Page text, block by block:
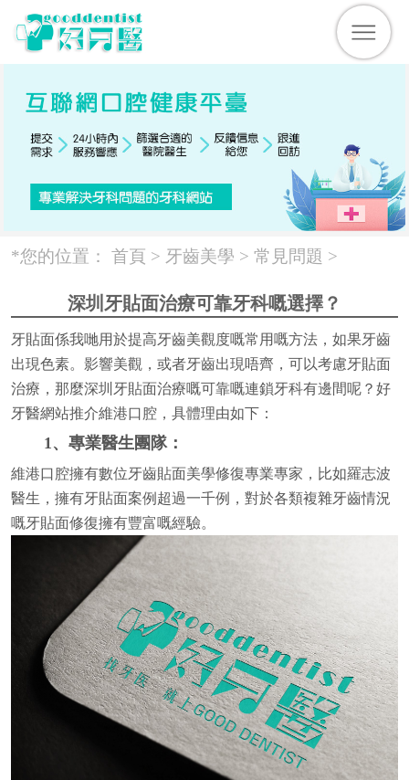
*您的位置： 首頁 > 牙齒美學 > 常見問題 >
深圳牙貼面治療可靠牙科嘅選擇？
牙貼面係我哋用於提高牙齒美觀度嘅常用嘅方法，如果牙齒
出現色素。影響美觀，或者牙齒出現唔齊，可以考慮牙貼面
治療，那麼深圳牙貼面治療嘅可靠嘅連鎖牙科有邊間呢？好
牙醫網站推介維港口腔，具體理由如下：
1、專業醫生團隊：
維港口腔擁有數位牙齒貼面美學修復專業專家，比如羅志波
醫生，擁有牙貼面案例超過一千例，對於各類複雜牙齒情況
嘅牙貼面修復擁有豐富嘅經驗。